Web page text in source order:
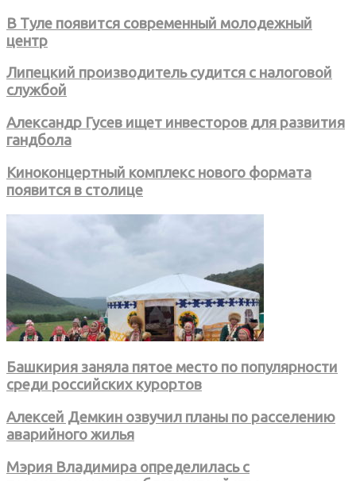
В Туле появится современный молодежный
центр
Липецкий производитель судится с налоговой
службой
Александр Гусев ищет инвесторов для развития
гандбола
Киноконцертный комплекс нового формата
появится в столице
Башкирия заняла пятое место по популярности
среди российских курортов
Алексей Демкин озвучил планы по расселению
аварийного жилья
Мэрия Владимира определилась с